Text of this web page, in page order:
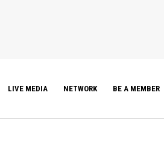
LIVE MEDIA NETWORK BE A MEMBER